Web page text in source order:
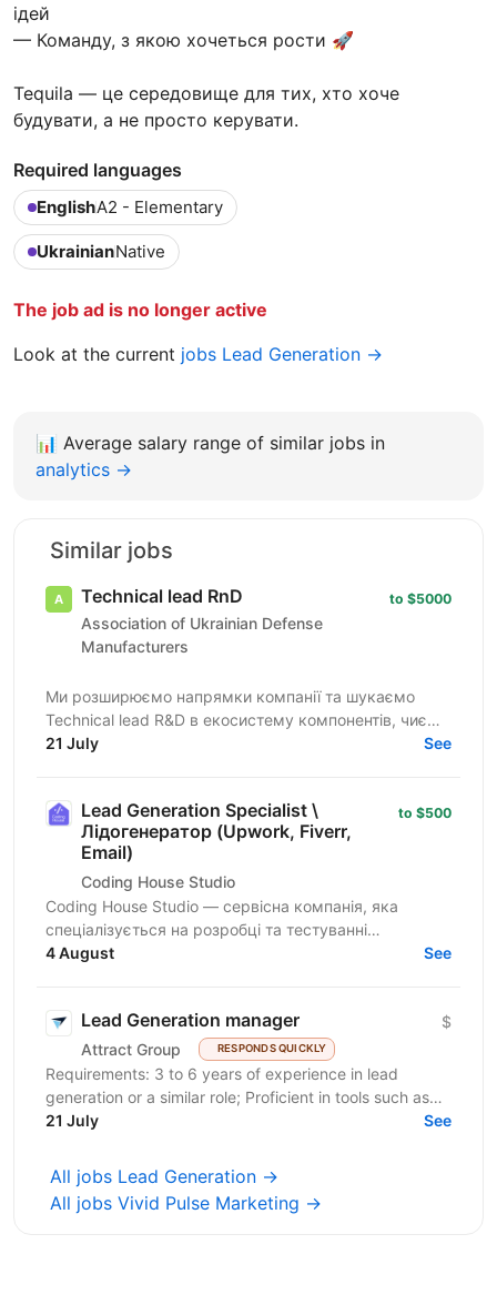
ідей
— Команду, з якою хочеться рости 🚀
Tequila — це середовище для тих, хто хоче
будувати, а не просто керувати.
Required languages
EnglishA2 - Elementary
UkrainianNative
The job ad is no longer active
Look at the current jobs Lead Generation →
📊 Average salary range of similar jobs in
analytics →
Similar jobs
Technical lead RnD
Association of Ukrainian Defense
Manufacturers
to $5000
Ми розширюємо напрямки компанії та шукаємо
Technical lead R&D в екосистему компонентів, чиєю
місією стане перетворення наших унікальних
21 July See
Lead Generation Specialist \
Лідогенератор (Upwork, Fiverr,
Email)
Coding House Studio
to $500
Coding House Studio — сервісна компанія, яка
спеціалізується на розробці та тестуванні
програмного забезпечення високого класу. Ми
4 August See
Lead Generation manager
Attract Group RESPONDS QUICKLY
$
Requirements: 3 to 6 years of experience in lead
generation or a similar role; Proficient in tools such as
LinkedIn, LinkedIn Sales Navigator, IncIn, and...
21 July See
All jobs Lead Generation →
All jobs Vivid Pulse Marketing →